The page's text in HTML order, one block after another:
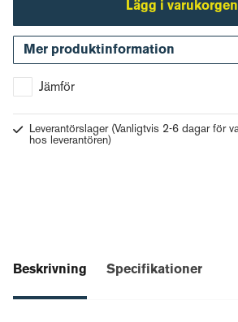
Lägg i varukorgen
Mer produktinformation
Jämför
Leverantörslager (Vanligtvis 2-6 dagar för
hos leverantören)
Beskrivning Specifikationer